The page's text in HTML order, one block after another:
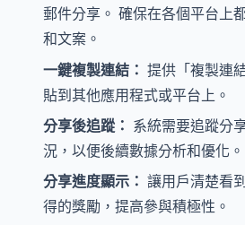
郵件分享。 確保在各個平台上
和文案。
一鍵複製連結： 提供「複製連
貼到其他應用程式或平台上。
分享後追蹤： 系統需要追蹤分
況，以便後續數據分析和優化。
分享進度顯示： 讓用戶清楚看
得的獎勵，提高參與積極性。